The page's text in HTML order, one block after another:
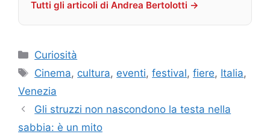
Tutti gli articoli di Andrea Bertolotti →
Categorie
Curiosità
Tag
Cinema, cultura, eventi,festival,fiere, Italia,
Venezia
Gli struzzi non nascondono la testa nella
sabbia: è un mito